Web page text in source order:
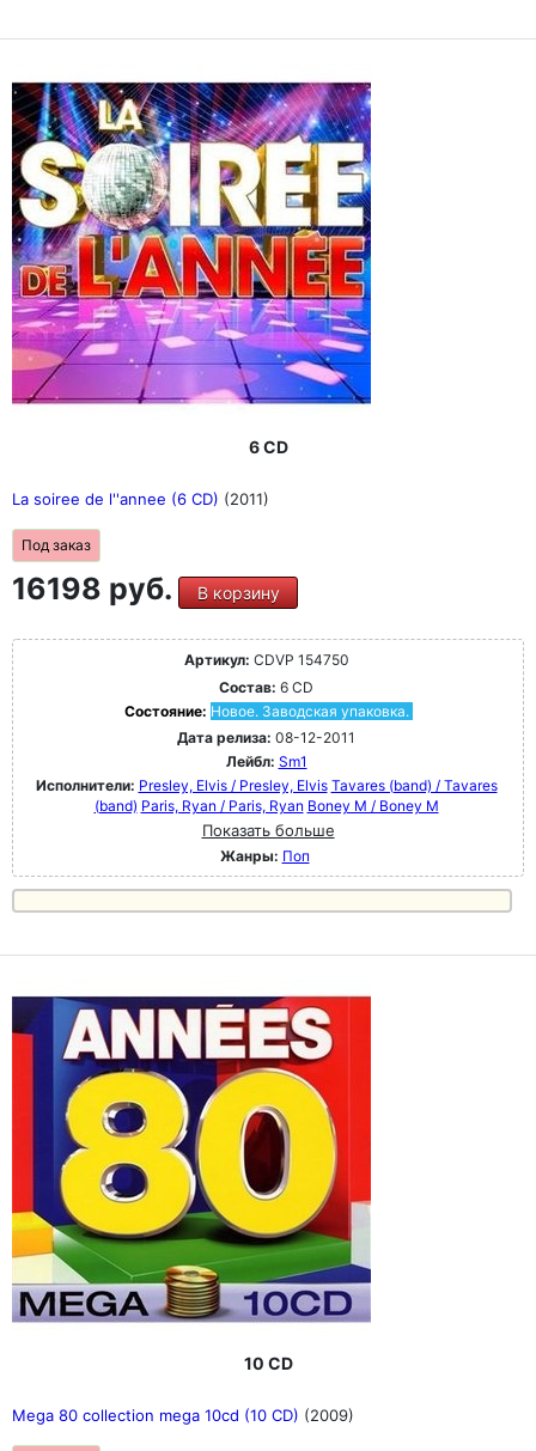
6 CD
La soiree de l''annee (6 CD) (2011)
Под заказ
16198 руб. В корзину
Артикул: CDVP 154750
Состав: 6 CD
Состояние: Новое. Заводская упаковка.
Дата релиза: 08-12-2011
Лейбл: Sm1
Исполнители: Presley, Elvis / Presley, Elvis Tavares (band) / Tavares
(band) Paris, Ryan / Paris, Ryan Boney M / Boney M
Показать больше
Жанры: Поп
10 CD
Mega 80 collection mega 10cd (10 CD) (2009)